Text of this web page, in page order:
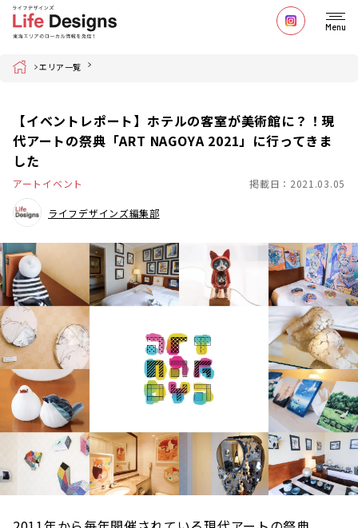
Menu
Home エリア一覧
【イベントレポート】ホテルの客室が美術館に？！現
代アートの祭典「ART NAGOYA 2021」に行ってきま
した
アートイベント 掲載日：2021.03.05
ライフデザインズ編集部